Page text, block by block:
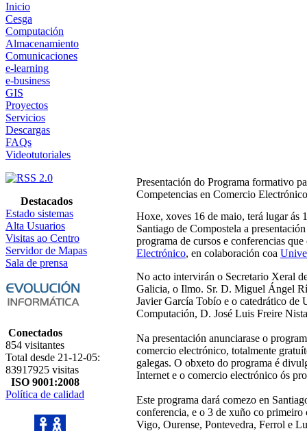
Inicio
Cesga
Computación
Almacenamiento
Comunicaciones
e-learning
e-business
GIS
Proyectos
Servicios
Descargas
FAQs
Videotutoriales
Destacados
Estado sistemas
Alta Usuarios
Visitas ao Centro
Servidor de Mapas
Sala de prensa
Conectados
854 visitantes
Total desde 21-12-05:
83917925 visitas
ISO 9001:2008
Política de calidad
Presentación do Programa formativo
Competencias en Comercio Electrónico
Hoxe, xoves 16 de maio, terá lugar ás
Santiago de Compostela a
programa de cursos e conferencias
Electrónico, en colaboración coa
No acto intervirán o Secretario Xeral
Galicia, o Ilmo. Sr. D. Miguel Ángel
Javier García Tobío e o catedrático de
Computación, D. José Luis Freire
Na presentación anunciarase o
comercio electrónico, totalmente
galegas. O obxeto do programa é
Internet e o comercio electrónico ós
Este programa dará comezo en
conferencia, e o 3 de xuño co primeiro
Vigo, Ourense, Pontevedra, Ferrol e